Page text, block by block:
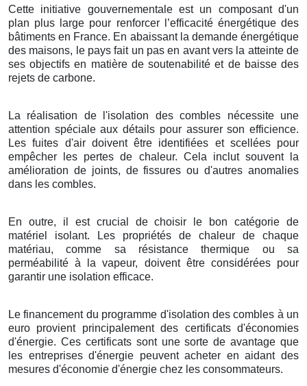
Cette initiative gouvernementale est un composant d'un
plan plus large pour renforcer l’efficacité énergétique des
bâtiments en France. En abaissant la demande énergétique
des maisons, le pays fait un pas en avant vers la atteinte de
ses objectifs en matière de soutenabilité et de baisse des
rejets de carbone.
La réalisation de l'isolation des combles nécessite une
attention spéciale aux détails pour assurer son efficience.
Les fuites d'air doivent être identifiées et scellées pour
empêcher les pertes de chaleur. Cela inclut souvent la
amélioration de joints, de fissures ou d'autres anomalies
dans les combles.
En outre, il est crucial de choisir le bon catégorie de
matériel isolant. Les propriétés de chaleur de chaque
matériau, comme sa résistance thermique ou sa
perméabilité à la vapeur, doivent être considérées pour
garantir une isolation efficace.
Le financement du programme d'isolation des combles à un
euro provient principalement des certificats d'économies
d'énergie. Ces certificats sont une sorte de avantage que
les entreprises d'énergie peuvent acheter en aidant des
mesures d'économie d'énergie chez les consommateurs.